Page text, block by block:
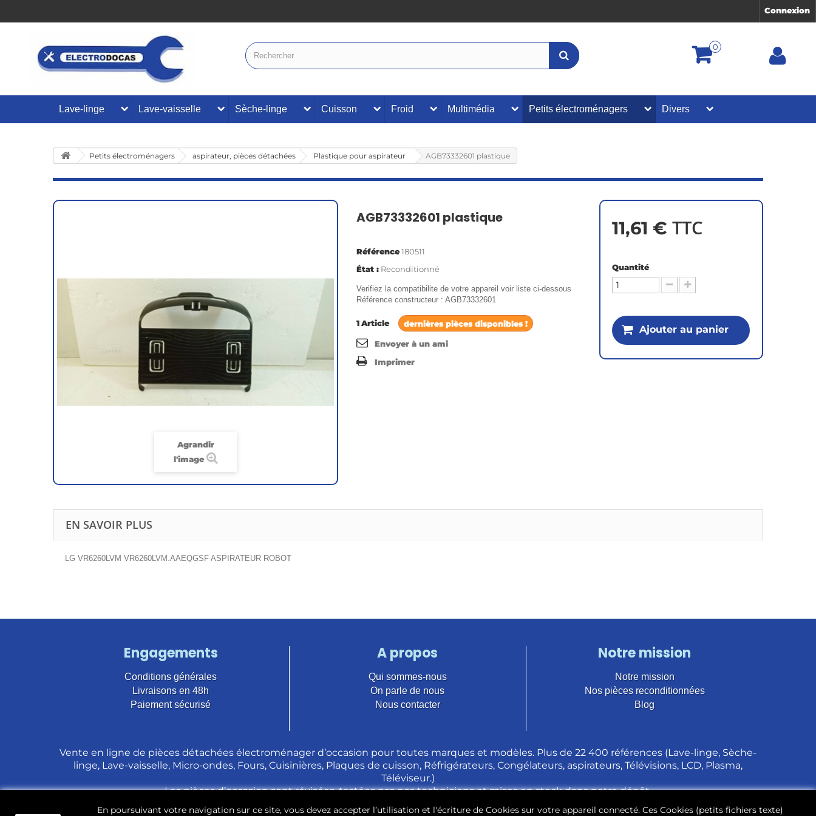
Connexion
0
Lave-linge Lave-vaisselle Sèche-linge Cuisson Froid Multimédia Petits électroménagers Divers
Petits électroménagers aspirateur, pièces détachées Plastique pour aspirateur AGB73332601 plastique
Agrandir
l'image
AGB73332601 plastique
Référence180511
État : Reconditionné
Verifiez la compatibilite de votre appareil voir liste ci-dessous
Référence constructeur : AGB73332601
1Article dernières pièces disponibles !
Envoyer à un ami
Imprimer
11,61 € TTC
Quantité
Ajouter au panier
EN SAVOIR PLUS
LG VR6260LVM VR6260LVM.AAEQGSF ASPIRATEUR ROBOT
Engagements
Conditions générales
Livraisons en 48h
Paiement sécurisé
A propos
Qui sommes-nous
On parle de nous
Nous contacter
Notre mission
Notre mission
Nos pièces reconditionnées
Blog
Vente en ligne de pièces détachées électroménager d’occasion pour toutes marques et modèles. Plus de 22 400 références (Lave-linge, Sèche-
linge, Lave-vaisselle, Micro-ondes, Fours, Cuisinières, Plaques de cuisson, Réfrigérateurs, Congélateurs, aspirateurs, Télévisions, LCD, Plasma,
Téléviseur.)
Les pièces d’occasion sont révisées, testées pas nos techniciens et mises en stock dans notre dépôt.
En poursuivant votre navigation sur ce site, vous devez accepter l’utilisation et l'écriture de Cookies sur votre appareil connecté. Ces Cookies (petits fichiers texte)